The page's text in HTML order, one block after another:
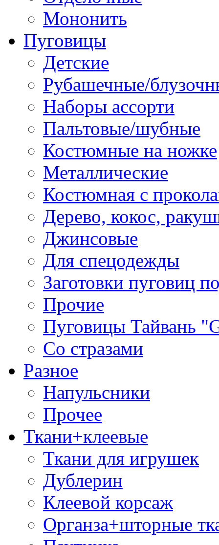
Мононить
Пуговицы
Детские
Рубашечные/
Наборы ассорти
Пальтовые/шубные
Костюмные на ножке
Металлические
Костюмная с
Дерево, кокос,
Джинсовые
Для спецодежды
Заготовки пуговиц
Прочие
Пуговицы Тайвань
Со стразами
Разное
Напульсники
Прочее
Ткани+клеевые
Ткани для игрушек
Дублерин
Клеевой корсаж
Органза+шторные